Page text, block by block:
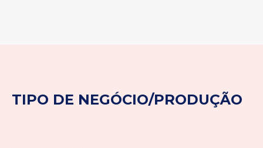
TIPO DE NEGÓCIO/PRODUÇÃO